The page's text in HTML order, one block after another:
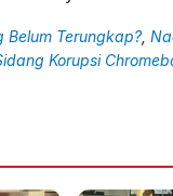
Terungkap?,
Korupsi